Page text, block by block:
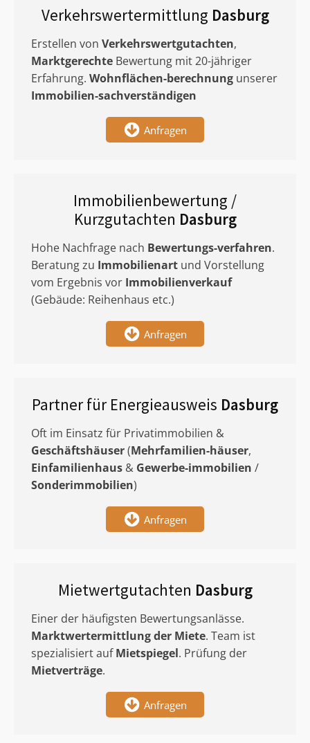
Verkehrswertermittlung Dasburg
Erstellen von Verkehrswertgutachten,
Marktgerechte Bewertung mit 20-jähriger
Erfahrung. Wohnflächen-berechnung unserer
Immobilien-sachverständigen
Anfragen
Immobilienbewertung /
Kurzgutachten Dasburg
Hohe Nachfrage nach Bewertungs-verfahren.
Beratung zu Immobilienart und Vorstellung
vom Ergebnis vor Immobilienverkauf
(Gebäude: Reihenhaus etc.)
Anfragen
Partner für Energieausweis Dasburg
Oft im Einsatz für Privatimmobilien &
Geschäftshäuser(Mehrfamilien-häuser,
Einfamilienhaus & Gewerbe-immobilien /
Sonderimmobilien)
Anfragen
Mietwertgutachten Dasburg
Einer der häufigsten Bewertungsanlässe.
Marktwertermittlungder Miete. Team ist
spezialisiert aufMietspiegel. Prüfung der
Mietverträge.
Anfragen